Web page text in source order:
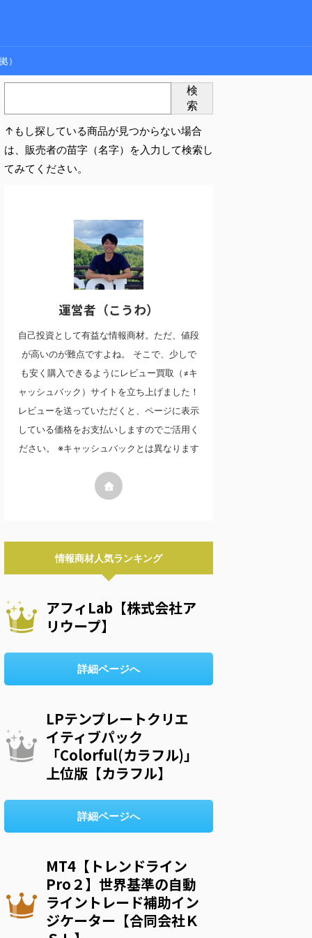
）
検
索
↑もし探している商品が見つからない場合
は、販売者の苗字（名字）を入力して検索し
てみてください。
運営者（こうわ）
自己投資として有益な情報商材。ただ、値段
が高いのが難点ですよね。 そこで、少しで
も安く購入できるようにレビュー買取（≠キ
ャッシュバック）サイトを立ち上げました！
レビューを送っていただくと、ページに表示
している価格をお支払いしますのでご活用く
ださい。 ※キャッシュバックとは異なります
情報商材人気ランキング
アフィLab【株式会社ア
リウープ】
詳細ページへ
LPテンプレートクリエ
イティブパック
「Colorful(カラフル)」
上位版【カラフル】
詳細ページへ
MT4【トレンドライン
Pro２】世界基準の自動
ライントレード補助イン
ジケーター【合同会社Ｋ